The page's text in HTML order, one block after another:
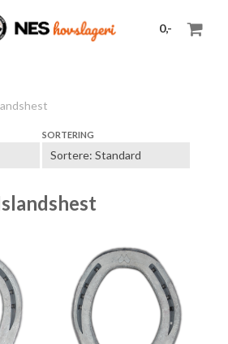
0,-
SORTERING